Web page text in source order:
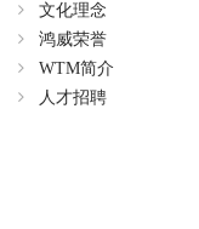
文化理念
鸿威荣誉
WTM简介
人才招聘